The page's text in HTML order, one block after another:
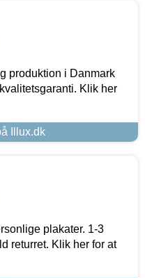
produktion i Danmark
Klik her
Illux.dk
plakater. 1-3
returret. Klik her for at